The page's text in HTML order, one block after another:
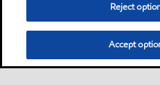
Reject
Accept